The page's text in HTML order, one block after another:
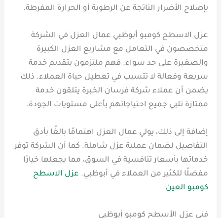
بإصلاح الأضرار الناتجة عن الرطوبة أو الحرارة المفرطة.
عزل الاسطح كومبو أبوظبي عمال العزل في الشركة
متخصصون في التعامل مع مشاريع العزل الكبيرة
والصغيرة على حد سواء. فهم ملتزمون بتقديم خدمة
سريعة وفعالة لا تتسبب في تعطيل حياة العملاء. ذلك
يضمن أن عملاء شركة فرسان الخبرة يتلقون خدمة
ممتازة تلبي جميع احتياجاتهم بأعلى مستويات الجودة.
إضافة إلى ذلك، يولي عمال العزل اهتمامًا بالغًا بأدق
التفاصيل لضمان عملية عزل شاملة. كما أن الشركة توفر
خدماتها بأسعار تنافسية في السوق، مما يجعلها خيارًا
مفضلًا للكثير من العملاء في أبوظبي. عزل الاسطح
كومبو العين
فني عزل الأسطح كومبو أبوظبي